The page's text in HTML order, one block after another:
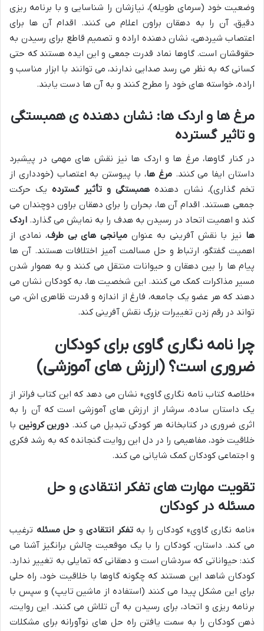
وضعیت خود (سرمای طویله)، نیازشان را شناسایی و با برنامه ریزی
دقیق، آن را به دهقان براون اعلام می کنند. اقدام آن ها برای
اعتصاب شیردهی، نشان دهنده اراده و تصمیم قاطع برای رسیدن به
حقوقشان است. گاوها نماد قدرت جمعی و این ایده هستند که حتی
کسانی که به نظر می رسد صدایی ندارند، می توانند با ابزار مناسب و
اراده، خواسته های خود را مطرح کنند و به آن ها دست یابند.
مرغ ها و اردک ها: نشان دهنده ی همبستگی
و تاثیر گسترده
در کنار گاوها، مرغ ها و اردک ها نیز نقش های مهمی در پیشبرد
داستان ایفا می کنند.مرغ ها، با پیوستن به اعتصاب (خودداری از
تخم گذاری)، نشان دهنده همبستگی و تأثیر گستردهیک حرکت
جمعی هستند. اقدام آن ها، بحران را برای دهقان براون دوچندان می
کند و اهمیت اتحاد در رسیدن به هدف را به نمایش می گذارد. اردک
ها نیز با نقش آفرینی به عنوان میانجی های بی طرف، نمادی از
اهمیت گفتگو، ارتباط و حل مسالمت آمیز اختلافات هستند. آن ها
پیام ها را بین دهقان و حیوانات منتقل می کنند و به هموار شدن
مسیر مذاکرات کمک می کنند. این شخصیت ها، به کودکان نشان می
دهند که هر عضو یک جامعه، فارغ از اندازه و قدرت ظاهری اش، می
تواند در رقم زدن تغییرات بزرگ نقش آفرینی کند.
چرا نامه نگاری گاوی برای کودکان
ضروری است؟ (ارزش های آموزشی)
«خلاصه کتاب نامه نگاری گاوی» نشان می دهد که این کتاب فراتر از
یک داستان ساده، سرشار از ارزش های آموزشی است که آن را به
اثری ضروری در کتابخانه هر کودکی تبدیل می کند. دورین کرونین با
خلاقیت خود، مفاهیمی را در دل این روایت گنجانده که به رشد فکری
و اجتماعی کودکان کمک شایانی می کند.
تقویت مهارت های تفکر انتقادی و حل
مسئله در کودکان
«نامه نگاری گاوی» کودکان را بهتفکر انتقادیو حل مسئله ترغیب
می کند. داستان، کودکان را با یک موقعیت چالش برانگیز آشنا می
کند: حیواناتی که سردشان است و دهقانی که تمایلی به تغییر ندارد.
کودکان شاهد این هستند که چگونه گاوها با خلاقیت خود، راه حلی
برای این مشکل پیدا می کنند (استفاده از ماشین تایپ) و سپس با
برنامه ریزی و اتحاد، برای رسیدن به آن تلاش می کنند. این روایت،
ذهن کودکان را به سمت یافتن راه حل های نوآورانه برای مشکلات